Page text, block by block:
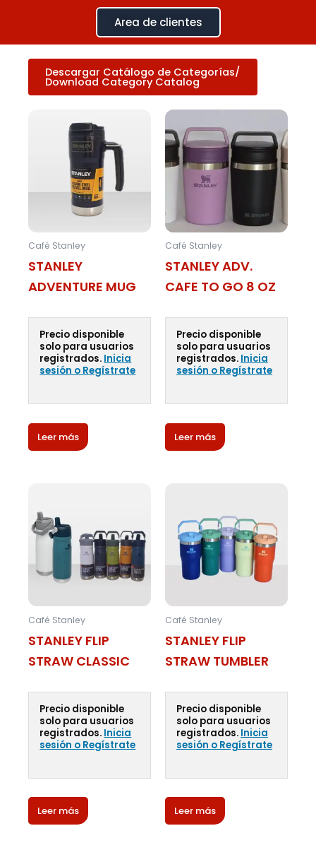
contenido
Area de clientes
Download Category Catalog
Café Stanley
STANLEY
ADVENTURE MUG
Precio disponible
solo para usuarios
registrados. Inicia
sesión o Regístrate
Leer más
Café Stanley
STANLEY ADV.
CAFE TO GO 8 OZ
Precio disponible
solo para usuarios
registrados. Inicia
sesión o Regístrate
Leer más
Café Stanley
STANLEY FLIP
STRAW CLASSIC
Precio disponible
solo para usuarios
registrados. Inicia
sesión o Regístrate
Leer más
Café Stanley
STANLEY FLIP
STRAW TUMBLER
Precio disponible
solo para usuarios
registrados. Inicia
sesión o Regístrate
Leer más